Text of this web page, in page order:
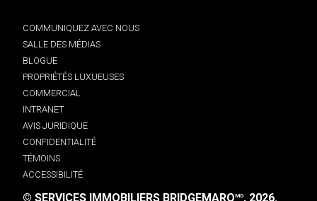
COMMUNIQUEZ AVEC NOUS
SALLE DES MÉDIAS
BLOGUE
PROPRIÉTÉS LUXUEUSES
COMMERCIAL
INTRANET
AVIS JURIDIQUE
CONFIDENTIALITÉ
TÉMOINS
ACCESSIBILITÉ
© SERVICES IMMOBILIERS BRIDGEMARQMD, 2026.